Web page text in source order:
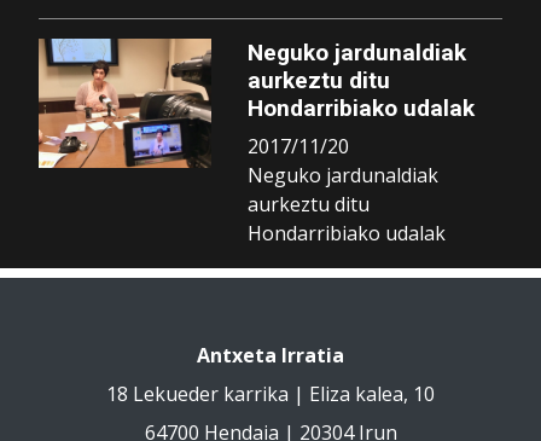
Neguko jardunaldiak
aurkeztu ditu
Hondarribiako udalak
2017/11/20
Neguko jardunaldiak
aurkeztu ditu
Hondarribiako udalak
Antxeta Irratia
18 Lekueder karrika | Eliza kalea, 10
64700 Hendaia | 20304 Irun